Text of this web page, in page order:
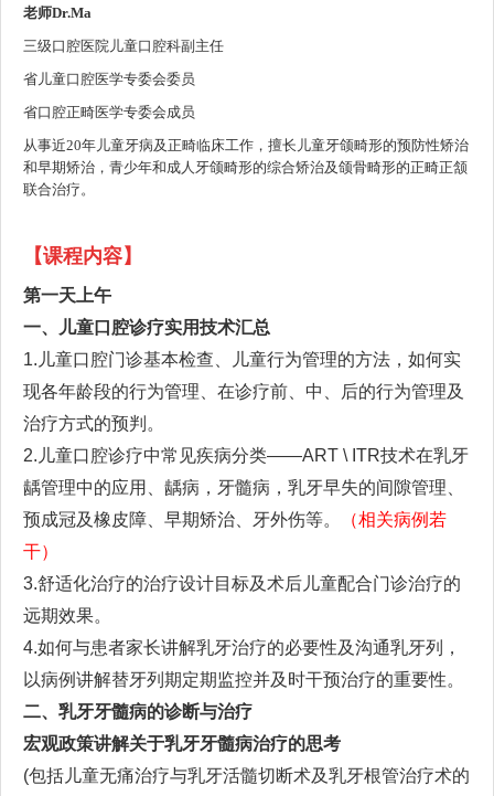
老师Dr.Ma
三级口腔医院儿童口腔科副主任
省儿童口腔医学专委会委员
省口腔正畸医学专委会成员
从事近20年儿童牙病及正畸临床工作，擅长儿童牙颌畸形的预防性矫治
和早期矫治，青少年和成人牙颌畸形的综合矫治及颌骨畸形的正畸正颔
联合治疗。
【课程内容】
第一天上午
一、儿童口腔诊疗实用技术汇总
1.儿童口腔门诊基本检查 、儿童行为管理的方法，如何实
现各年龄段的行为管理、在诊疗前、中、后的行为管理及
治疗方式的预判 。
2.儿童口腔诊疗中常见疾病分类——ART \ ITR技术在乳牙
龋管理中的应用
龋病，牙髓病，乳牙早失的间隙管理、
预成冠及橡皮障、早期矫治、牙外伤等。
（相关病例若
干）
3.舒适化治疗的治疗设计目标及术后儿童配合门诊治疗的
远期效果。
4.如何与患者家长讲解乳牙治疗的必要性及沟通乳牙列
，
以病例讲解替牙列期定期监控并及时干预治疗的重要性。
二、 乳牙牙髓病的诊断与治疗
宏观政策讲解关于乳牙牙髓病治疗的思考
(包括儿童无痛治疗与乳牙活髓切断术及乳牙根管治疗术的